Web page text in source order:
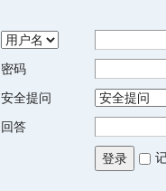
密码
安全提问
回答
登录